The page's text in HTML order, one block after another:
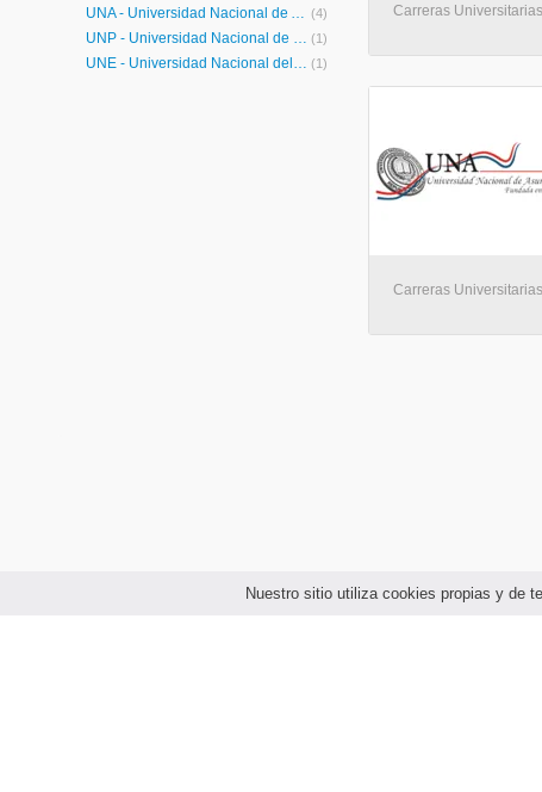
Nuestro sitio utiliza cookies propias y de
UNA - Universidad Nacional de Asunción (4)
UNP - Universidad Nacional de Pilar (1)
UNE - Universidad Nacional del Este (1)
Carreras
Carreras